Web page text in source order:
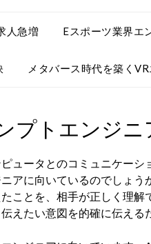
人急増 Eスポーツ業界エ
メタバース時代を築く
プトエンジニ
ュータとのコミュニケーシ
アに向いているのでしょう
ことを、相手が正しく理
えたい意図を的確に伝える